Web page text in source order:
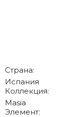
Страна:
Испания
Коллекция:
Masia
Элемент: